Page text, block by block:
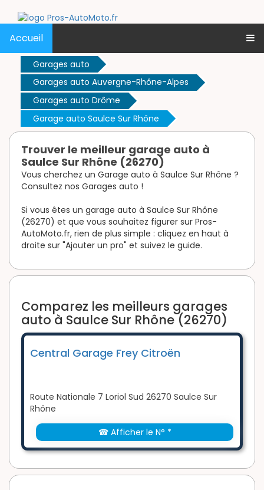
Accueil
Garages auto
Garages auto Auvergne-Rhône-Alpes
Garages auto Drôme
Garage auto Saulce Sur Rhône
Trouver le meilleur garage auto à
Saulce Sur Rhône (26270)
Vous cherchez un Garage auto à Saulce Sur Rhône ?
Consultez nos Garages auto !
Si vous êtes un garage auto à Saulce Sur Rhône
(26270) et que vous souhaitez figurer sur Pros-
AutoMoto.fr, rien de plus simple : cliquez en haut à
droite sur "Ajouter un pro" et suivez le guide.
Comparez les meilleurs garages
auto à Saulce Sur Rhône (26270)
Central Garage Frey Citroën
Route Nationale 7 Loriol Sud 26270 Saulce Sur
Rhône
☎ Afficher le N° *